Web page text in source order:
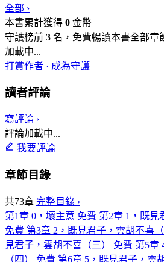
全部 ›
本書累計獲得 0 金幣
守護榜前 3 名，免費暢讀本書全部章
加載中...
打賞作者 · 成為守護
讀者評論
寫評論 ›
評論加載中...
我要評論
章節目錄
共73章 完整目錄 ›
第1章 0，壞主意 免費 第2章 1，既見
免費 第3章 2，既見君子，雲胡不喜（
見君子，雲胡不喜（三）
免費 第5章
（四）
免費 第6章 5，既見君子，雲